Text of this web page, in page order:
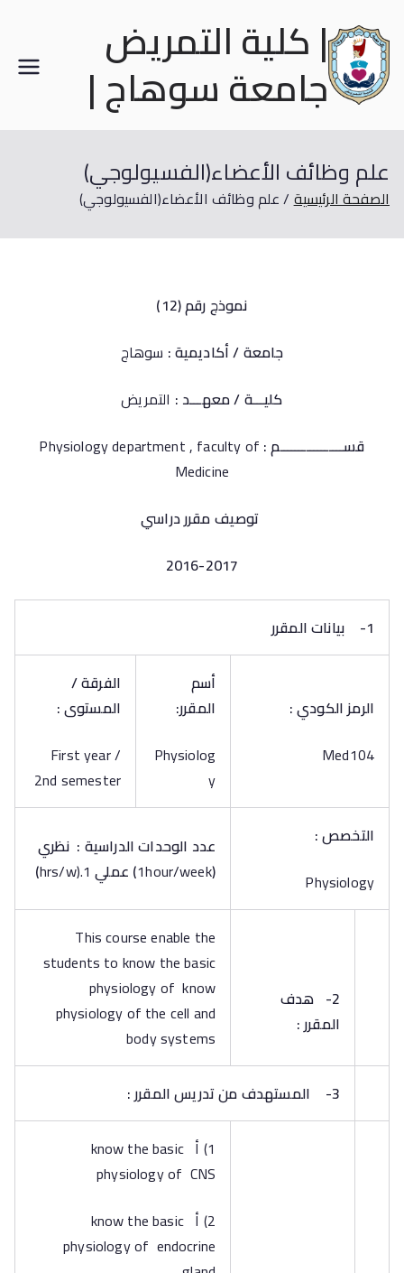
| كلية التمريض
جامعة سوهاج |
علم وظائف الأعضاء(الفسيولوجي)
الصفحة الرئيسية علم وظائف الأعضاء(الفسيولوجي)
نموذج رقم (12)
جامعة / أكاديمية : سوهاج
كليـــة / معهـــد : التمريض
قســـــــــــــــــم : Physiology department , faculty of
Medicine
توصيف مقرر دراسي
2016-2017
1- بيانات المقرر
الرمز الكودي :
Med104
أسم
المقرر:
Physiolog
y
الفرقة /
المستوى :
First year /
2nd semester
التخصص:
Physiology
عدد الوحدات الدراسية : نظري
(
1hour/week
) عمليhrs/w).1
)
2-
هدف
المقرر :
This course enable the
students to know the basic
physiology of know
physiology of the cell and
body systems
3- المستهدف من تدريس المقرر :
1) أ know the basic
physiology of CNS
2) أ know the basic
physiology of endocrine